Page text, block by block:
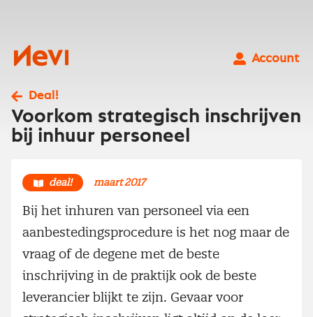
Nevi
Account
Deal!
Voorkom strategisch inschrijven
bij inhuur personeel
deal! maart 2017
Bij het inhuren van personeel via een
aanbestedingsprocedure is het nog maar de
vraag of de degene met de beste
inschrijving in de praktijk ook de beste
leverancier blijkt te zijn. Gevaar voor